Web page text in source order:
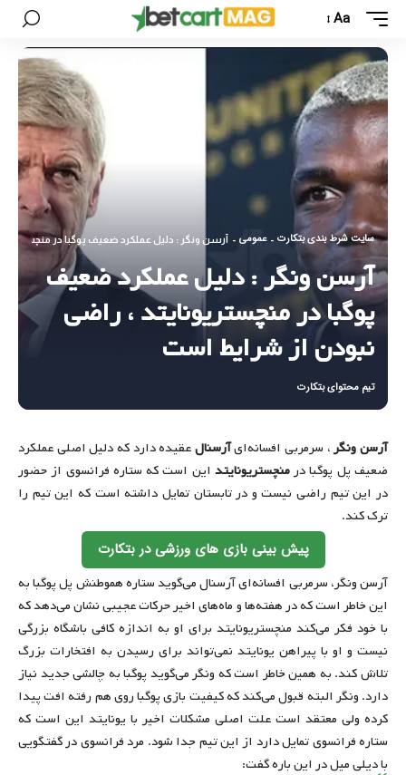
Aa
سایت شرط بندی بتکارت - عمومی - آرسن ونگر : دلیل عملکرد ضعیف پوگبا در
آرسن ونگر : دلیل عملکرد ضعیف
پوگبا در منچستریونایتد ، راضی
نبودن از شرایط است
تیم محتوای بتکارت
آرسن ونگر، سرمربی افسانه‌ایآرسنالعقیده دارد که دلیل اصلی عملکرد
ضعیف پل پوگبا درمنچستریونایتد این است که ستاره فرانسوی از حضور
در این تیم راضی نیست و در تابستان تمایل داشته است که این تیم را
ترک کند.
پیش بینی بازی های ورزشی در بتکارت
آرسن ونگر، سرمربی افسانه‌ای آرسنال می‌گوید ستاره هموطنش پل پوگبا به
این خاطر است که در هفته‌ها و ماه‌های اخیر حرکات عجیبی نشان می‌دهد که
با خود فکر می‌کند منچستریونایتد برای او به اندازه کافی باشگاه بزرگی
نیست و او با پیراهن یونایتد نمی‌تواند برای رسیدن به افتخارات بزرگ
تلاش کند. به همین خاطر است که ونگر می‌گوید پوگبا به چالشی جدید نیاز
دارد. ونگر البته قبول می‌کند که کیفیت بازی پوگبا روی هم‌ رفته افت پیدا
کرده ولی معتقد است علت اصلی مشکلات اخیر با یونایتد این است که
ستاره فرانسوی تمایل دارد از این تیم جدا شود. مرد فرانسوی در گفتگویی
با دیلی میل در این باره گفت: